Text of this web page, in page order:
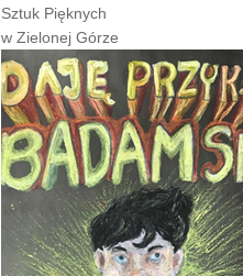
Sztuk Pięknych
w Zielonej Górze